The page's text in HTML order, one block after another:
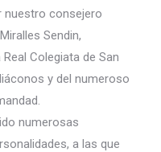
nuestro consejero
Sendin,
Colegiata de San
y del numeroso
numerosas
a las que